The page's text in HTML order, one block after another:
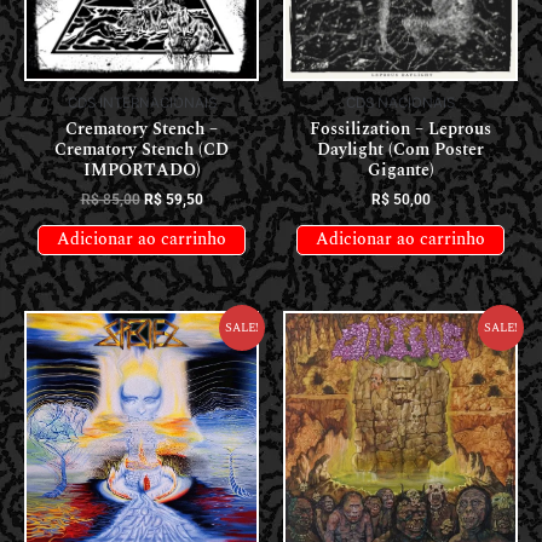
CDS INTERNACIONAIS
Crematory Stench –
Crematory Stench (CD
IMPORTADO)
R$85,00 R$59,50
Adicionar ao carrinho
CDS NACIONAIS
Fossilization – Leprous
Daylight (Com Poster
Gigante)
R$50,00
Adicionar ao carrinho
Sale! Sale!